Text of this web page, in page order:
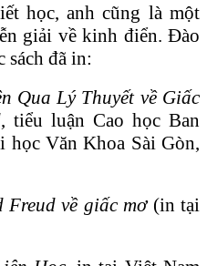
học, anh cũng là một
giải về kinh điển. Đào
sách đã in:
Qua Lý Thuyết về Giấc
, tiểu luận Cao học Ban
Văn Khoa Sài Gòn,
Freud về giấc mơ(in tại